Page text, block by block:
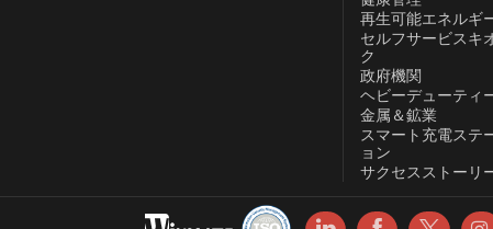
再生可能エネルギ
セルフサービスキ
ク
政府機関
ヘビーデューティ
金属＆鉱業
スマート充電ステ
ョン
サクセスストーリ